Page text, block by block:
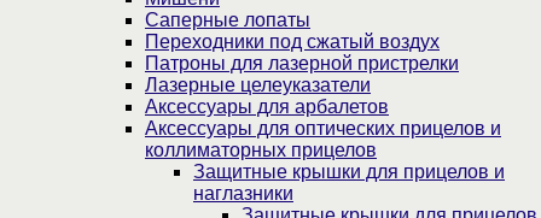
Саперные лопаты
Переходники под сжатый воздух
Патроны для лазерной пристрелки
Лазерные целеуказатели
Аксессуары для арбалетов
Аксессуары для оптических прицелов и
коллиматорных прицелов
Защитные крышки для прицелов и
наглазники